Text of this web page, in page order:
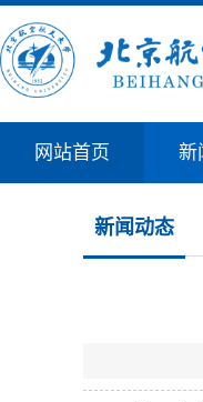
网站首页 新
新闻动态